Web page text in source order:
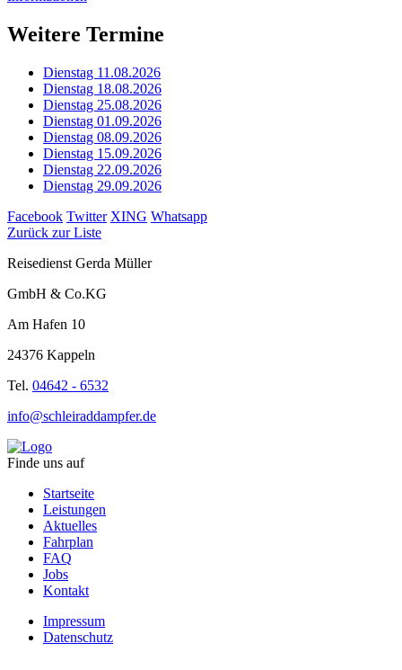
Weitere Termine
Dienstag 11.08.2026
Dienstag 18.08.2026
Dienstag 25.08.2026
Dienstag 01.09.2026
Dienstag 08.09.2026
Dienstag 15.09.2026
Dienstag 22.09.2026
Dienstag 29.09.2026
Facebook Twitter XING Whatsapp
Zurück zur Liste
Reisedienst Gerda Müller
GmbH & Co.KG
Am Hafen 10
24376 Kappeln
Tel. 04642 - 6532
info@schleiraddampfer.de
Finde uns auf
Startseite
Leistungen
Aktuelles
Fahrplan
FAQ
Jobs
Kontakt
Impressum
Datenschutz